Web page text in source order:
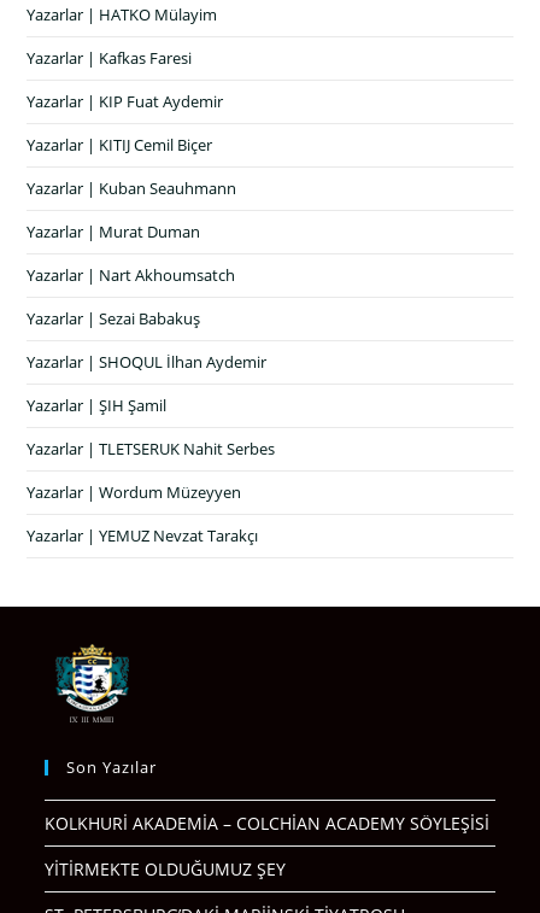
Yazarlar | HATKO Mülayim
Yazarlar | Kafkas Faresi
Yazarlar | KIP Fuat Aydemir
Yazarlar | KITIJ Cemil Biçer
Yazarlar | Kuban Seauhmann
Yazarlar | Murat Duman
Yazarlar | Nart Akhoumsatch
Yazarlar | Sezai Babakuş
Yazarlar | SHOQUL İlhan Aydemir
Yazarlar | ŞIH Şamil
Yazarlar | TLETSERUK Nahit Serbes
Yazarlar | Wordum Müzeyyen
Yazarlar | YEMUZ Nevzat Tarakçı
Son Yazılar
KOLKHURİ AKADEMİA – COLCHİAN ACADEMY SÖYLEŞİSİ
YİTİRMEKTE OLDUĞUMUZ ŞEY